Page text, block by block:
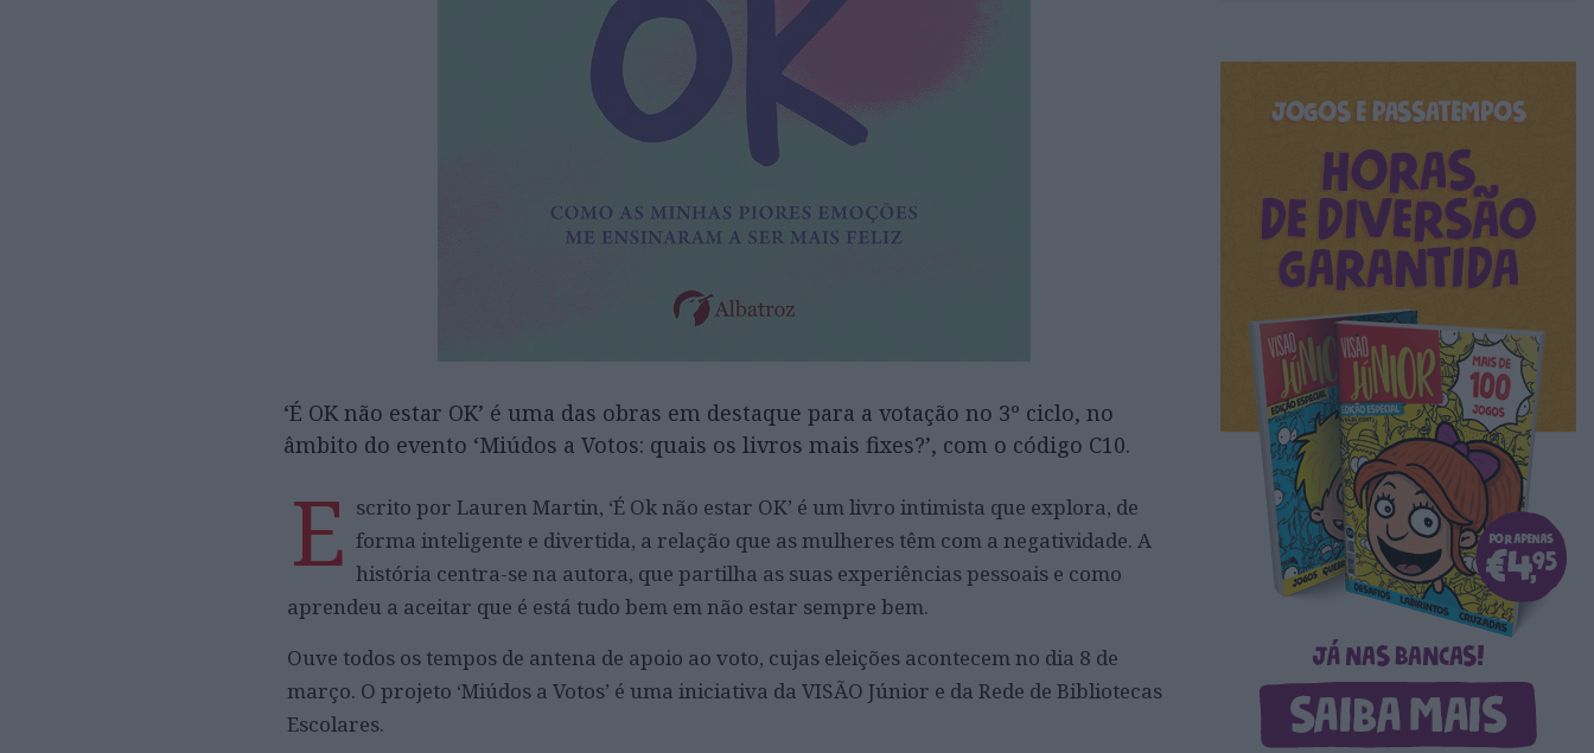
‘É OK não estar OK’ é uma das obras em destaque para a votação no 3º ciclo, no
âmbito do evento ‘Miúdos a Votos: quais os livros mais fixes?’, com o código C10.
E scrito por Lauren Martin, ‘É Ok não estar OK’ é um livro intimista que explora, de
forma inteligente e divertida, a relação que as mulheres têm com a negatividade. A
história centra-se na autora, que partilha as suas experiências pessoais e como
aprendeu a aceitar que é está tudo bem em não estar sempre bem.
Ouve todos os tempos de antena de apoio ao voto, cujas eleições acontecem no dia 8 de
março. O projeto ‘Miúdos a Votos’ é uma iniciativa da VISÃO Júnior e da Rede de Bibliotecas
Escolares.